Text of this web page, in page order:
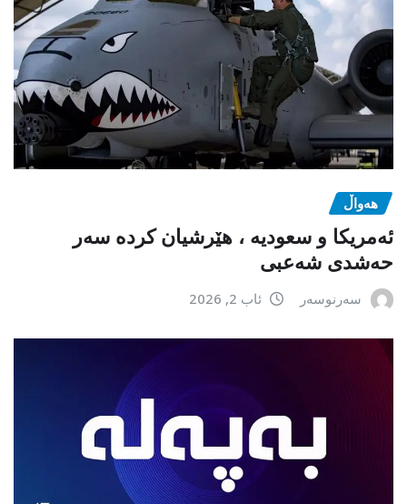
هەواڵ
ئەمریکا و سعودیە ، هێرشیان کردە سەر
حەشدی شەعبی
سەرنوسەر ئاب 2, 2026